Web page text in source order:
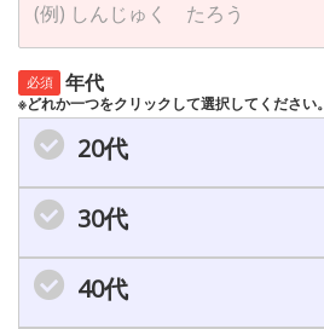
必須 年代
※どれか一つをクリックして選択してください。
20代
30代
40代